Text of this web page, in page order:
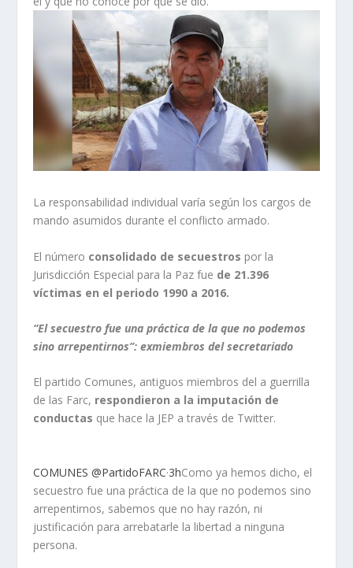
él y que no conoce por qué se dio.
La responsabilidad individual varía según los cargos de
mando asumidos durante el conflicto armado.
El número consolidado de secuestros por la
Jurisdicción Especial para la Paz fue de 21.396
víctimas en el periodo 1990 a 2016.
“El secuestro fue una práctica de la que no podemos
sino arrepentirnos”: exmiembros del secretariado
El partido Comunes, antiguos miembros del a guerrilla
de las Farc, respondieron a la imputación de
conductas que hace la JEP a través de Twitter.
COMUNES @PartidoFARC 3hComo ya hemos dicho, el
secuestro fue una práctica de la que no podemos sino
arrepentirnos, sabemos que no hay razón, ni
justificación para arrebatarle la libertad a ninguna
persona.